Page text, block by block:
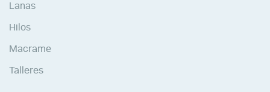
Lanas
Hilos
Macrame
Talleres